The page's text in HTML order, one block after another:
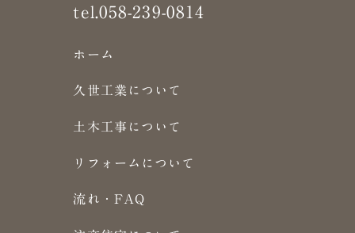
tel.058-239-0814
ホーム
久世工業について
土木工事について
リフォームについて
流れ・FAQ